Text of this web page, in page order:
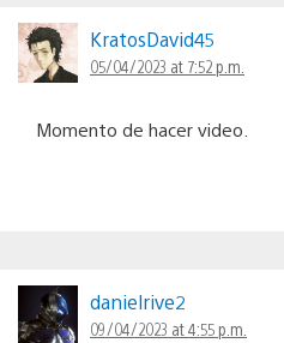
KratosDavid45
05/04/2023 at 7:52 p.m.
Momento de hacer video.
danielrive2
09/04/2023 at 4:55 p.m.